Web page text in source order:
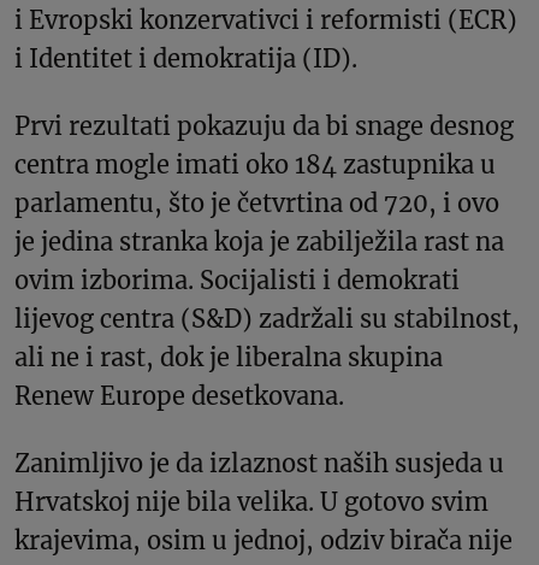
i Evropski konzervativci i reformisti (ECR)
i Identitet i demokratija (ID).
Prvi rezultati pokazuju da bi snage desnog
centra mogle imati oko 184 zastupnika u
parlamentu, što je četvrtina od 720, i ovo
je jedina stranka koja je zabilježila rast na
ovim izborima. Socijalisti i demokrati
lijevog centra (S&D) zadržali su stabilnost,
ali ne i rast, dok je liberalna skupina
Renew Europe desetkovana.
Zanimljivo je da izlaznost naših susjeda u
Hrvatskoj nije bila velika. U gotovo svim
krajevima, osim u jednoj, odziv birača nije